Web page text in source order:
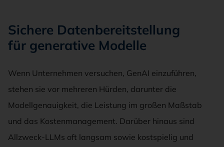
Sichere Datenbereitstellung
für generative Modelle
Wenn Unternehmen versuchen, GenAI einzuführen,
stehen sie vor mehreren Hürden, darunter die
Modellgenauigkeit, die Leistung im großen Maßstab
und das Kostenmanagement. Darüber hinaus sind
Allzweck-LLMs oft langsam sowie kostspielig und